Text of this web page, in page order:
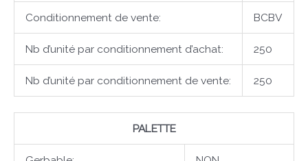
Conditionnement de vente: BCBV
Nb d’unité par conditionnement d’achat: 250
Nb d’unité par conditionnement de vente: 250
PALETTE